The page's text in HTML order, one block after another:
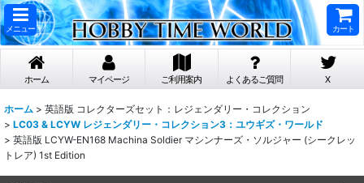
メニュー カート
ホーム マイページ ご利用案内 よくあるご質問 X
ホーム > 英語版 コレクターズセット：レジェンダリー・コレクション
> LC03 & LCYW レジェンダリー・コレクション3：ユウギズ・ワールド
> 英語版 LCYW-EN168 Machina Soldier マシンナーズ・ソルジャー (シークレッ
トレア) 1st Edition